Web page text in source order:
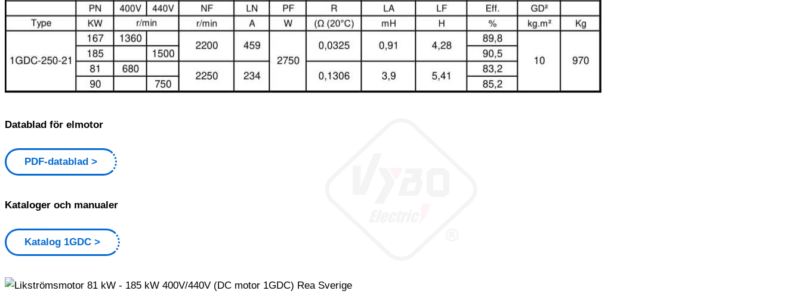
Datablad för elmotor
PDF-datablad
Kataloger och manualer
Katalog 1GDC